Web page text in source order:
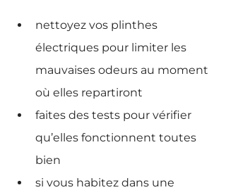
nettoyez vos plinthes
électriques pour limiter les
mauvaises odeurs au moment
où elles repartiront
faites des tests pour vérifier
qu’elles fonctionnent toutes
bien
si vous habitez dans une